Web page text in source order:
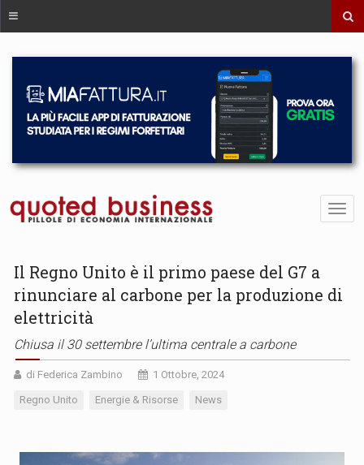
Il Regno Unito è il primo paese del G7 a
rinunciare al carbone per la produzione di
elettricità
Chiusa il 30 settembre l’ultima centrale a carbone
di Federica Zambino 1 Ottobre, 2024
Regno Unito Energie & Risorse News